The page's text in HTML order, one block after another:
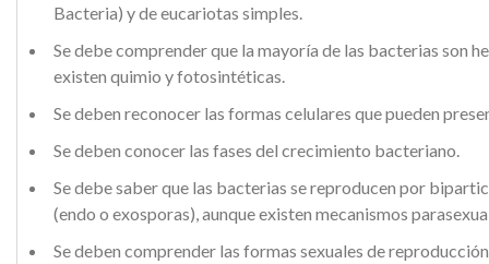
Bacteria) y de eucariotas simples.
Se debe comprender que la mayoría de las bacterias son
existen quimio y fotosintéticas.
Se deben reconocer las formas celulares que pueden
Se deben conocer las fases del crecimiento bacteriano.
Se debe saber que las bacterias se reproducen por
(endo o exosporas), aunque existen mecanismos
Se deben comprender las formas sexuales de